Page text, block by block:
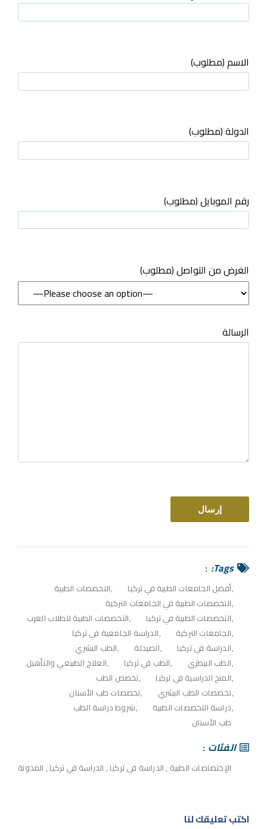
الاسم (مطلوب)
الدولة (مطلوب)
رقم الموبايل (مطلوب)
(مطلوب) الغرض من التواصل
الرسالة
Tags:
أفضل الجامعات الطبية في تركيا
التخصصات الطبية
التخصصات الطبية في الجامعات التركية
التخصصات الطبية في تركيا
التخصصات الطبية للطلاب العرب
الجامعات التركية
الدراسة الجامعية في تركيا
الدراسة في تركيا
الصيدلة
الطب البشري
الطب البيطري
الطب في تركيا
العلاج الطبيعي والتأهيل
المنح الدراسية في تركيا
تخصص الطب
تخصصات الطب البشري
تخصصات طب الأسنان
دراسة التخصصات الطبية
شروط دراسة الطب
طب الأسنان
الفئات
الإختصاصات الطبية ,الدراسة في تركيا , الدراسة في تركيا , المدونة
اكتب تعليقك لنا